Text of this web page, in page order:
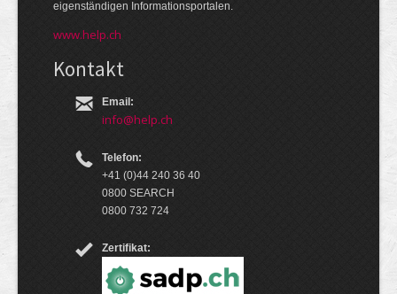
eigen­ständigen Infor­mations­por­talen.
www.help.ch
Kontakt
Email:
info@help.ch
Telefon:
+41 (0)44 240 36 40
0800 SEARCH
0800 732 724
Zertifikat: